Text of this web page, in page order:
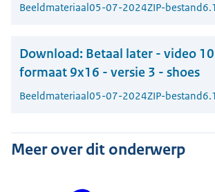
Beeldmateriaal05-07-2024ZIP-bestand
Download: Betaal later - video 10
formaat 9x16 - versie 3 - shoes
Beeldmateriaal05-07-2024ZIP-bestand
Meer over dit onderwerp